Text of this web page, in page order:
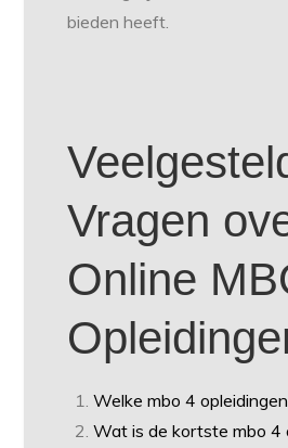
bieden heeft.
Vragen
Online
Welke mbo 4
Wat is de kortste mbo 4